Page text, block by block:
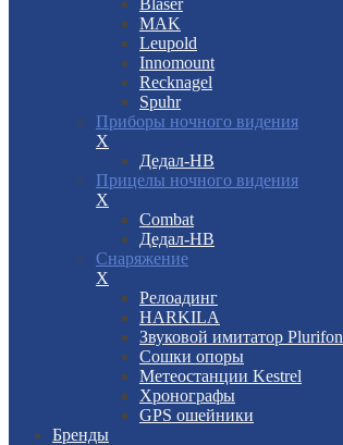
Blaser
MAK
Leupold
Innomount
Recknagel
Spuhr
Приборы ночного видения
X
Дедал-НВ
Прицелы ночного видения
X
Combat
Дедал-НВ
Снаряжение
X
Релоадинг
HARKILA
Звуковой имитатор Plurifon
Сошки опоры
Метеостанции Kestrel
Хронографы
GPS ошейники
Бренды